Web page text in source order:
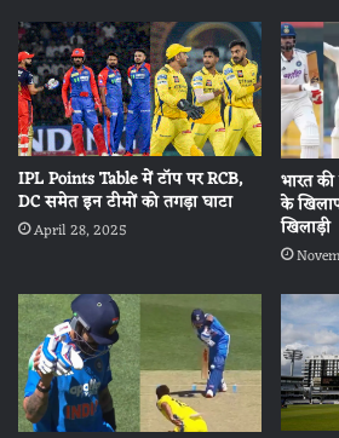
IPL Points Table में टॉप पर RCB,
DC समेत इन टीमों को तगड़ा घाटा
April 28, 2025
भारत
के
खिलाड़ी